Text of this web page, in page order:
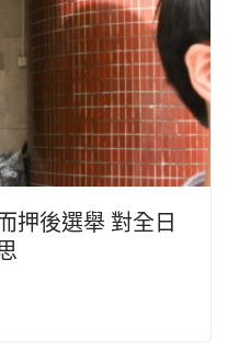
押後選舉 對全日